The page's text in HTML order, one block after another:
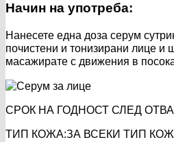
Начин на употреба:
Нанесете една доза серум
почистени и тонизирани лице и
масажирате с движения в
СРОК НА ГОДНОСТ СЛЕД
ТИП КОЖА:ЗА ВСЕКИ ТИП